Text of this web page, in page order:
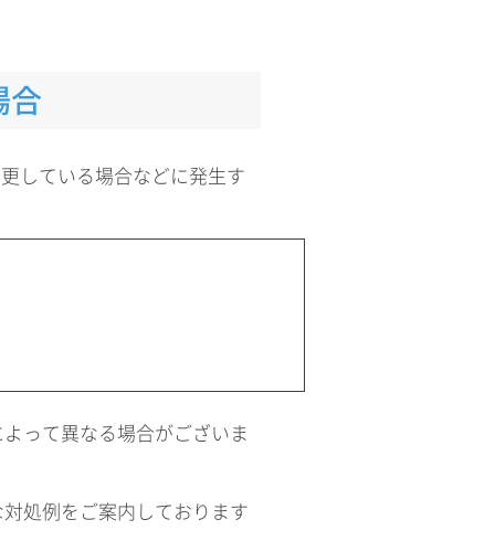
合
している場合などに発生す
って異なる場合がございま
処例をご案内しております